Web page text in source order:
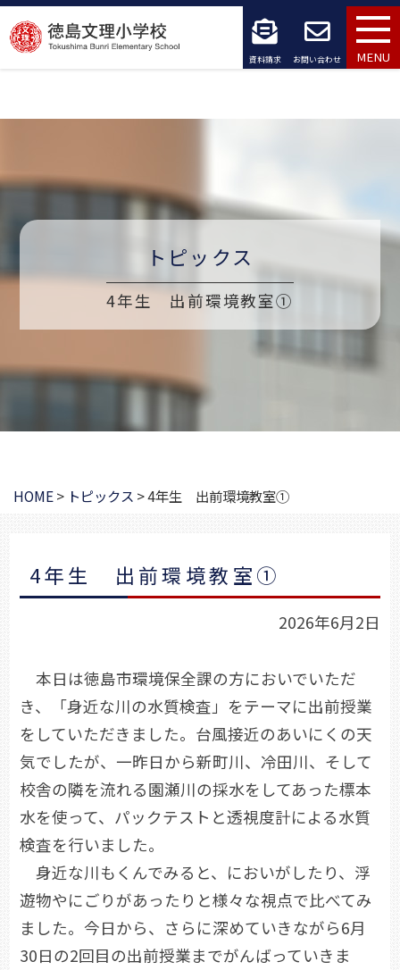
コ
ン
ン
へ
資料請求 お問い合わせ MENU
トピックス
4年生 出前環境教室①
HOME> トピックス >4年生 出前環境教室①
4年生 出前環境教室①
2026年6月2日
本日は徳島市環境保全課の方においでいただ
き、「身近な川の水質検査」をテーマに出前授業
をしていただきました。台風接近のあいにくの天
気でしたが、一昨日から新町川、冷田川、そして
校舎の隣を流れる園瀬川の採水をしてあった標本
水を使って、パックテストと透視度計による水質
検査を行いました。
身近な川もくんでみると、においがしたり、浮
遊物やにごりがあったりと様々な視点で比べてみ
ました。今日から、さらに深めていきながら6月
30日の2回目の出前授業までがんばっていきま